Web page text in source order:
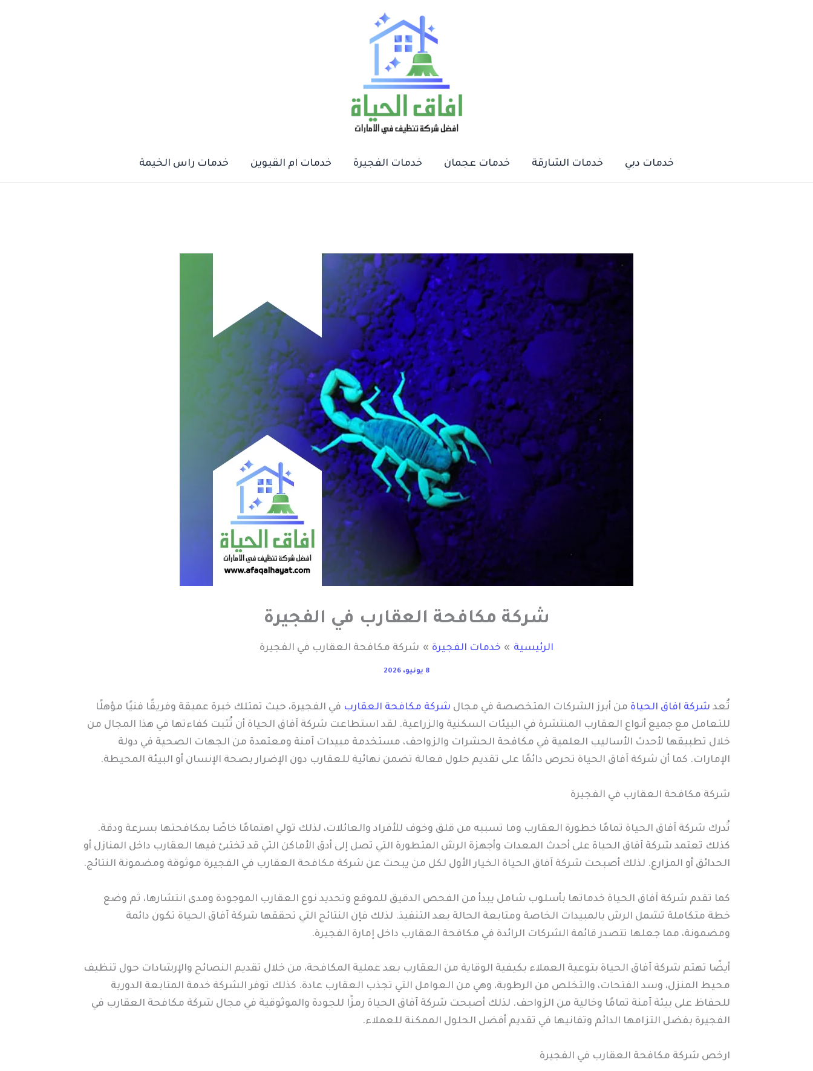
خدمات دبي خدمات الشارقة خدمات عجمان خدمات الفجيرة خدمات ام القيوين خدمات راس الخيمة
شركة مكافحة العقارب في الفجيرة
الرئيسية خدمات الفجيرة شركة مكافحة العقارب في الفجيرة
8 يونيو، 2026
تُعد شركة افاق الحياة من أبرز الشركات المتخصصة في مجال شركة مكافحة العقارب في الفجيرة، حيث تمتلك خبرة عميقة وفريقًا فنيًا مؤهلًا
للتعامل مع جميع أنواع العقارب المنتشرة في البيئات السكنية والزراعية. لقد استطاعت شركة آفاق الحياة أن تُثبت كفاءتها في هذا المجال من
خلال تطبيقها لأحدث الأساليب العلمية في مكافحة الحشرات والزواحف، مستخدمة مبيدات آمنة ومعتمدة من الجهات الصحية في دولة
الإمارات. كما أن شركة آفاق الحياة تحرص دائمًا على تقديم حلول فعالة تضمن نهائية للعقارب دون الإضرار بصحة الإنسان أو البيئة المحيطة.
شركة مكافحة العقارب في الفجيرة
تُدرك شركة آفاق الحياة تمامًا خطورة العقارب وما تسببه من قلق وخوف للأفراد والعائلات، لذلك تولي اهتمامًا خاصًا بمكافحتها بسرعة ودقة.
كذلك تعتمد شركة آفاق الحياة على أحدث المعدات وأجهزة الرش المتطورة التي تصل إلى أدق الأماكن التي قد تختبئ فيها العقارب داخل المنازل أو
الحدائق أو المزارع. لذلك أصبحت شركة آفاق الحياة الخيار الأول لكل من يبحث عن شركة مكافحة العقارب في الفجيرة موثوقة ومضمونة النتائج.
كما تقدم شركة آفاق الحياة خدماتها بأسلوب شامل يبدأ من الفحص الدقيق للموقع وتحديد نوع العقارب الموجودة ومدى انتشارها، ثم وضع
خطة متكاملة تشمل الرش بالمبيدات الخاصة ومتابعة الحالة بعد التنفيذ. لذلك فإن النتائج التي تحققها شركة آفاق الحياة تكون دائمة
ومضمونة، مما جعلها تتصدر قائمة الشركات الرائدة في مكافحة العقارب داخل إمارة الفجيرة.
أيضًا تهتم شركة آفاق الحياة بتوعية العملاء بكيفية الوقاية من العقارب بعد عملية المكافحة، من خلال تقديم النصائح والإرشادات حول تنظيف
محيط المنزل، وسد الفتحات، والتخلص من الرطوبة، وهي من العوامل التي تجذب العقارب عادة. كذلك توفر الشركة خدمة المتابعة الدورية
للحفاظ على بيئة آمنة تمامًا وخالية من الزواحف. لذلك أصبحت شركة آفاق الحياة رمزًا للجودة والموثوقية في مجال شركة مكافحة العقارب في
الفجيرة بفضل التزامها الدائم وتفانيها في تقديم أفضل الحلول الممكنة للعملاء.
ارخص شركة مكافحة العقارب في الفجيرة